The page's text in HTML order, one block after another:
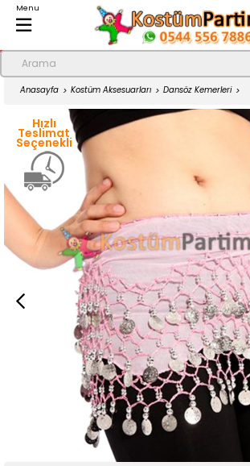
Menu
Anasayfa Kostüm Aksesuarları Dansöz Kemerleri
Shakira Kemeri Pembe Şifon
Hızlı
Teslimat
Seçenekli